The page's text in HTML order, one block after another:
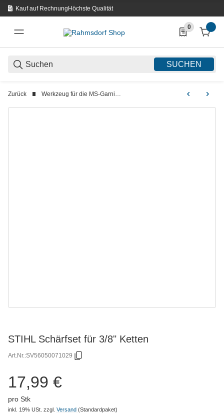
Kauf auf RechnungHöchste Qualität
SUCHEN
0
0 Produkte in
Zurück Werkzeug für die MS-Garniturpflege
STIHL Schärfset für 3/8" Ketten
Art.Nr.:SV56050071029
17,99 €
pro Stk
inkl. 19% USt. zzgl. Versand (Standardpaket)